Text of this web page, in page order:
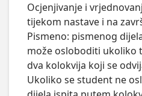
Ocjenjivanje i
tijekom nastave i na
Pismeno: pismenog
može osloboditi ukoliko
dva kolokvija koji se
Ukoliko se student ne